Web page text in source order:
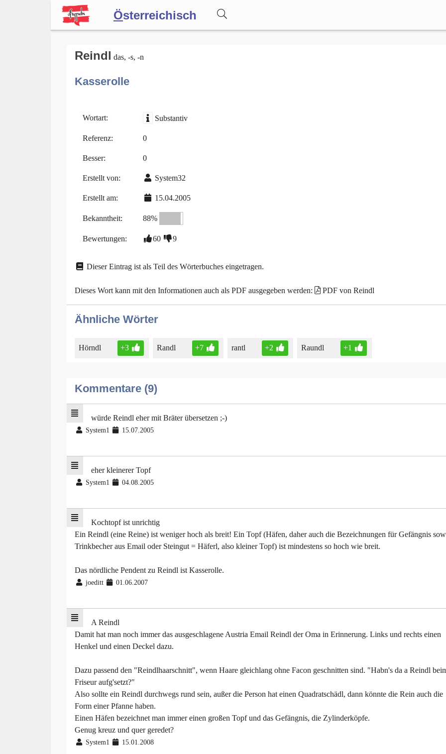
Österreichisch
Forum
Blog
Reindl das, -s, -n
Kasserolle
Wortart: Substantiv
Referenz: 0
Besser: 0
Erstellt von: System32
Erstellt am: 15.04.2005
Bekanntheit: 88%
Bewertungen: 60 9
Dieser Eintrag ist als Teil des Wörterbuches eingetragen.
Dieses Wort kann mit den Informationen auch als PDF ausgegeben werden: PDF von Reindl
Ähnliche Wörter
Hörndl +3 Randl +7 rantl +2 Raundl +1
Kommentare (9)
würde Reindl eher mit Bräter übersetzen ;-)
System1 15.07.2005
eher kleinerer Topf
System1 04.08.2005
Kochtopf ist unrichtig
Ein Reindl (eine Reine) ist weniger hoch als breit! Ein Topf (Häfen, daher auch die Bezeichnungen für Gefängnis
Trinkbecher aus Email oder Steingut = Häferl, also kleiner Topf) ist mindestens so hoch wie breit.
Das nördliche Pendent zu Reindl ist Kasserolle.
joeditt 01.06.2007
A Reindl
Damit hat man noch immer das ausgeschlagene Austria Email Reindl der Oma in Erinnerung. Links und rechts einen
Henkel und einen Deckel dazu.
Dazu passend den "Reindlhaarschnitt", wenn Haare gleichlang ohne Facon geschnitten sind. "Habn's da a Reindl
Friseur aufg'setzt?"
Also sollte ein Reindl durchwegs rund sein, außer die Person hat einen Quadratschädl, dann könnte die Rein auch die
Form einer Pfanne haben.
Einen Häfen bezeichnet man immer einen großen Topf und das Gefängnis, die Zylinderköpfe.
Genug kreuz und quer geredet?
System1 15.01.2008